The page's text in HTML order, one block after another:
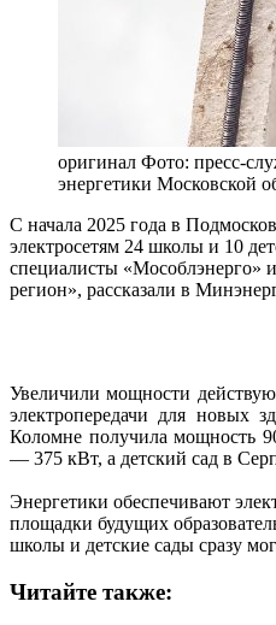
оригинал Фото: пресс-
энергетики Московской
С начала 2025 года в
электросетям 24 школы и 10
специалисты «Мособлэнерго»
регион», рассказали в
Увеличили мощности
электропередачи для новых
Коломне получила мощность
— 375 кВт, а детский сад в
Энергетики обеспечивают
площадки будущих
школы и детские сады сразу
Читайте также: